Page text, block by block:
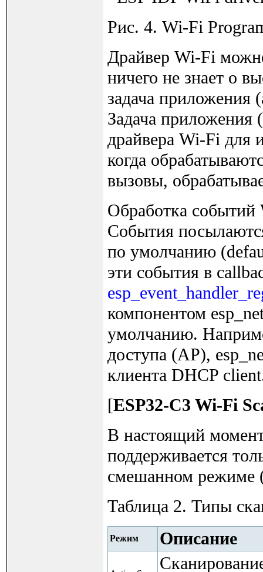
Рис. 4. Wi-Fi
Драйвер Wi-Fi
ничего не знает о
задача приложения
Задача
драйвера Wi-Fi для
когда
вызовы,
Обработка событий
События
по умолчанию
эти события в
компонентом
умолчанию.
доступа (AP),
клиента DHCP
[ESP32-C3 Wi-Fi
В настоящий
поддерживается
смешанном режиме
Таблица 2. Типы
Режим Описание